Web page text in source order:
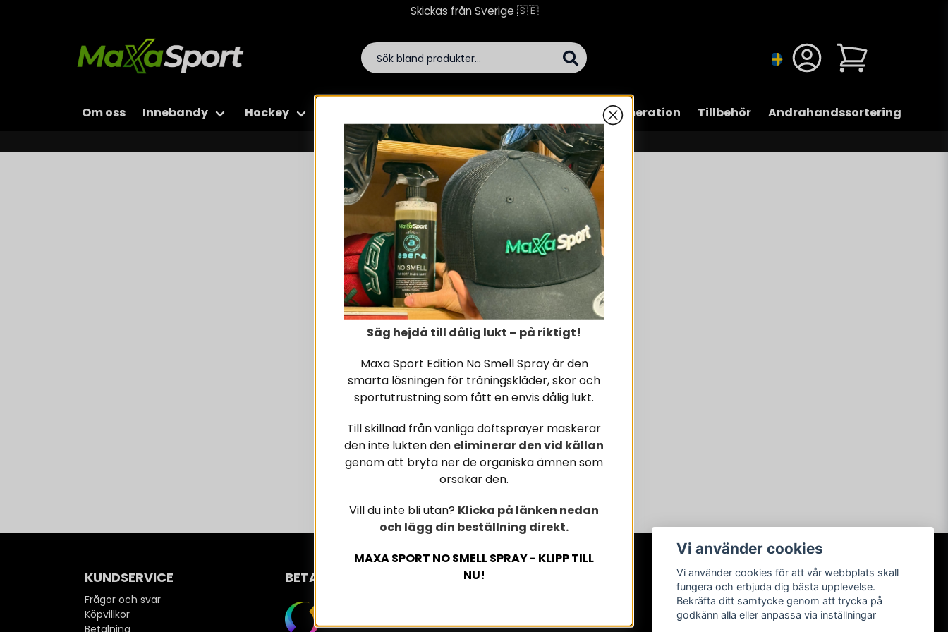
Skickas från Sverige 🇸🇪
Om oss Innebandy Hockey Prenumeration Tillbehör Andrahandssortering
Hem Kosttillskott PWO
PWO
Säg hejdå till dålig lukt – på riktigt!
Maxa Sport Edition No Smell Spray är den
smarta lösningen för träningskläder, skor och
sportutrustning som fått en envis dålig lukt.
Till skillnad från vanliga doftsprayer maskerar
den inte lukten den eliminerar den vid källan
genom att bryta ner de organiska ämnen som
orsakar den.
Vill du inte bli utan? Klicka på länken nedan
och lägg din beställning direkt.
MAXA SPORT NO SMELL SPRAY - KLIPP TILL
NU!
KUNDSERVICE
Frågor och svar
Köpvillkor
Betalning
BETALALTERNATIV SOCIALA MEDIER
Vi använder cookies
Vi använder cookies för att vår webbplats skall
fungera och erbjuda dig bästa upplevelse.
Bekräfta ditt samtycke genom att trycka på
godkänn alla eller anpassa via inställningar